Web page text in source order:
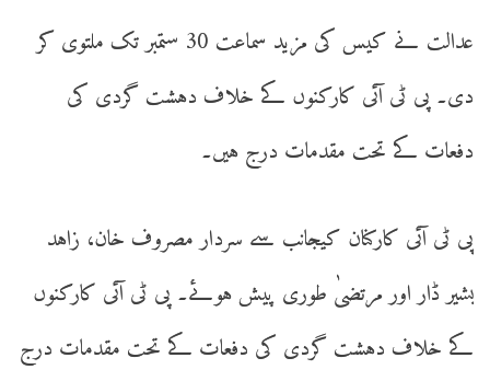
عدالت نے کیس کی مزید سماعت 30 ستمبر تک ملتوی کر
دی۔ پی ٹی آئی کارکنوں کے خلاف دہشت گردی کی
دفعات کے تحت مقدمات درج ہیں۔
پی ٹی آئی کارکنان کیجانب سے سردار مصروف خان، زاہد
بشیر ڈار اور مرتضیٰ طوری پیش ہوئے۔ پی ٹی آئی کارکنوں
کے خلاف دہشت گردی کی دفعات کے تحت مقدمات درج